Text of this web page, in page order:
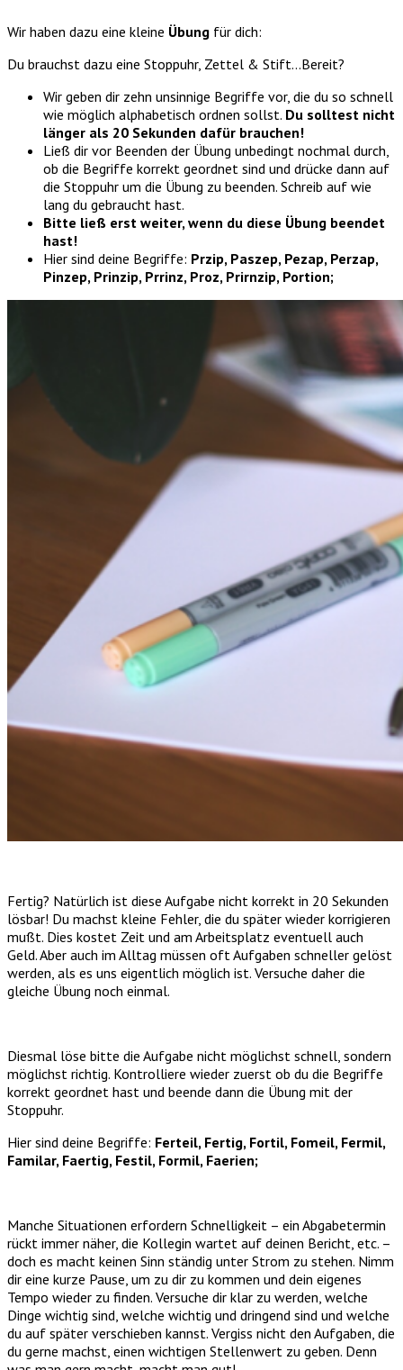
Wir haben dazu eine kleine Übung für dich:
Du brauchst dazu eine Stoppuhr, Zettel & Stift…Bereit?
Wir geben dir zehn unsinnige Begriffe vor, die du so schnell
wie möglich alphabetisch ordnen sollst. Du solltest nicht
länger als 20 Sekunden dafür brauchen!
Ließ dir vor Beenden der Übung unbedingt nochmal durch,
ob die Begriffe korrekt geordnet sind und drücke dann auf
die Stoppuhr um die Übung zu beenden. Schreib auf wie
lang du gebraucht hast.
Bitte ließ erst weiter, wenn du diese Übung beendet
hast!
Hier sind deine Begriffe: Przip, Paszep, Pezap, Perzap,
Pinzep, Prinzip, Prrinz, Proz, Prirnzip, Portion;
Fertig? Natürlich ist diese Aufgabe nicht korrekt in 20 Sekunden
lösbar! Du machst kleine Fehler, die du später wieder korrigieren
mußt. Dies kostet Zeit und am Arbeitsplatz eventuell auch
Geld. Aber auch im Alltag müssen oft Aufgaben schneller gelöst
werden, als es uns eigentlich möglich ist. Versuche daher die
gleiche Übung noch einmal.
Diesmal löse bitte die Aufgabe nicht möglichst schnell, sondern
möglichst richtig. Kontrolliere wieder zuerst ob du die Begriffe
korrekt geordnet hast und beende dann die Übung mit der
Stoppuhr.
Hier sind deine Begriffe: Ferteil, Fertig, Fortil, Fomeil, Fermil,
Familar, Faertig, Festil, Formil, Faerien;
Manche Situationen erfordern Schnelligkeit – ein Abgabetermin
rückt immer näher, die Kollegin wartet auf deinen Bericht, etc. –
doch es macht keinen Sinn ständig unter Strom zu stehen. Nimm
dir eine kurze Pause, um zu dir zu kommen und dein eigenes
Tempo wieder zu finden. Versuche dir klar zu werden, welche
Dinge wichtig sind, welche wichtig und dringend sind und welche
du auf später verschieben kannst. Vergiss nicht den Aufgaben, die
du gerne machst, einen wichtigen Stellenwert zu geben. Denn